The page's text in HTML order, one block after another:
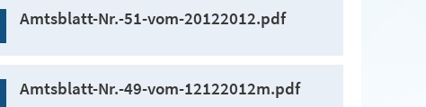
Amtsblatt-Nr.-51-vom-20122012.pdf
Amtsblatt-Nr.-49-vom-12122012m.pdf